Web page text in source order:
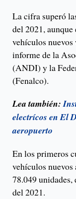
La cifra superó
del 2021,
vehículos
informe de la
(ANDI) y la
(Fenalco).
Lea también:
electrícos en El
aeropuerto
En los primeros
vehículos
78.049
del 2021.